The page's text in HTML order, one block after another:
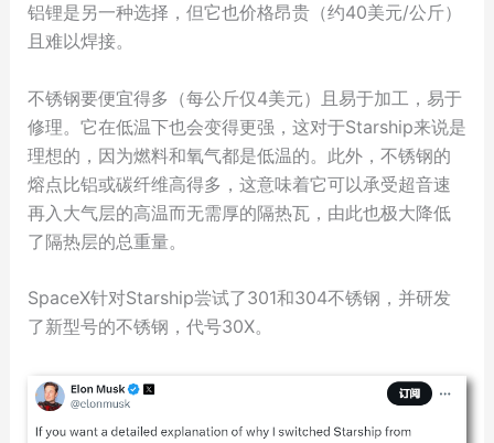
铝锂是另一种选择，但它也价格昂贵（约40美元/公斤）
且难以焊接。
不锈钢要便宜得多（每公斤仅4美元）且易于加工，易于
修理。它在低温下也会变得更强，这对于Starship来说是
理想的，因为燃料和氧气都是低温的。此外，不锈钢的
熔点比铝或碳纤维高得多，这意味着它可以承受超音速
再入大气层的高温而无需厚的隔热瓦，由此也极大降低
了隔热层的总重量。
SpaceX针对Starship尝试了301和304不锈钢，并研发
了新型号的不锈钢，代号30X。